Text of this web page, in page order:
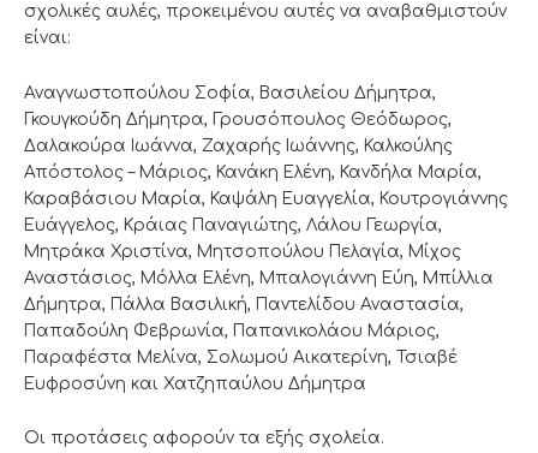
σχολικές αυλές, προκειμένου αυτές να αναβαθμιστούν
είναι:
Αναγνωστοπούλου Σοφία, Βασιλείου Δήμητρα,
Γκουγκούδη Δήμητρα, Γρουσόπουλος Θεόδωρος,
Δαλακούρα Ιωάννα, Ζαχαρής Ιωάννης, Καλκούλης
Απόστολος – Μάριος, Κανάκη Ελένη, Κανδήλα Μαρία,
Καραβάσιου Μαρία, Καψάλη Ευαγγελία, Κουτρογιάννης
Ευάγγελος, Κράιας Παναγιώτης, Λάλου Γεωργία,
Μητράκα Χριστίνα, Μητσοπούλου Πελαγία, Μίχος
Αναστάσιος, Μόλλα Ελένη, Μπαλογιάννη Εύη, Μπίλλια
Δήμητρα, Πάλλα Βασιλική, Παντελίδου Αναστασία,
Παπαδούλη Φεβρωνία, Παπανικολάου Μάριος,
Παραφέστα Μελίνα, Σολωμού Αικατερίνη, Τσιαβέ
Ευφροσύνη και Χατζηπαύλου Δήμητρα
Οι προτάσεις αφορούν τα εξής σχολεία.